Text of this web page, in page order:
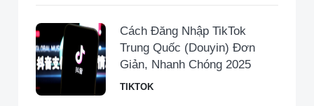
Cách Đăng Nhập TikTok
Trung Quốc (Douyin) Đơn
Giản, Nhanh Chóng 2025
TIKTOK